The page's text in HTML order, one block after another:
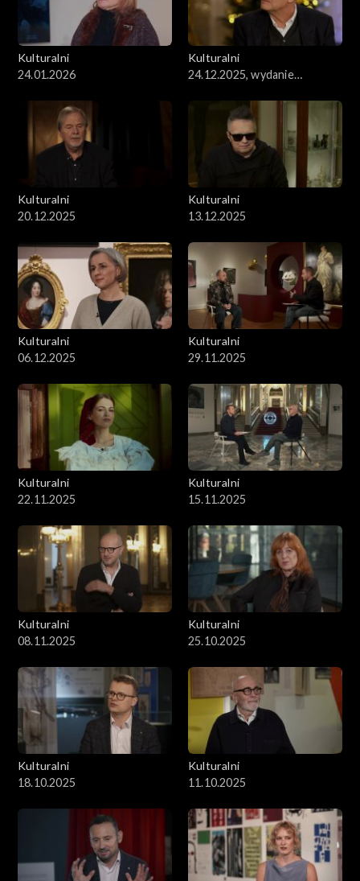
Kulturalni
24.01.2026
Kulturalni
24.12.2025, wydanie
Kulturalni
20.12.2025
Kulturalni
13.12.2025
Kulturalni
06.12.2025
Kulturalni
29.11.2025
Kulturalni
22.11.2025
Kulturalni
15.11.2025
Kulturalni
08.11.2025
Kulturalni
25.10.2025
Kulturalni
18.10.2025
Kulturalni
11.10.2025